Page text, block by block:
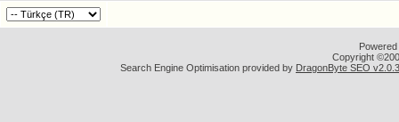
Copyright
Search Engine Optimisation provided by DragonByte SEO